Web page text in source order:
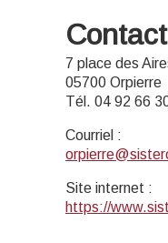
Contact
7 place des
05700 Orpierre
Tél. 04 92 66
Courriel :
Site internet :
https://